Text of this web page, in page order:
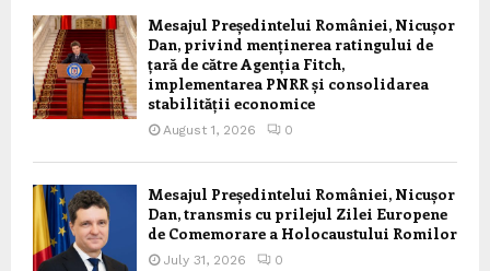
Mesajul Președintelui României, Nicușor
Dan, privind menținerea ratingului de
țară de către Agenția Fitch,
implementarea PNRR și consolidarea
stabilității economice
August 1, 2026 0
Mesajul Președintelui României, Nicușor
Dan, transmis cu prilejul Zilei Europene
de Comemorare a Holocaustului Romilor
July 31, 2026 0